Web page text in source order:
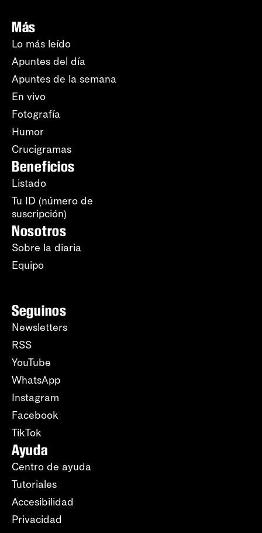
Más
Lo más leído
Apuntes del día
Apuntes de la semana
En vivo
Fotografía
Humor
Crucigramas
Beneficios
Listado
Tu ID (número de
suscripción)
Nosotros
Sobre la diaria
Equipo
Seguinos
Newsletters
RSS
YouTube
WhatsApp
Instagram
Facebook
TikTok
Ayuda
Centro de ayuda
Tutoriales
Accesibilidad
Privacidad